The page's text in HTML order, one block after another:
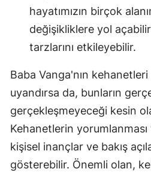
hayatımızın birçok
değişikliklere yol
tarzlarını etkileyebilir.
Baba Vanga'nın
uyandırsa da, bunların
gerçekleşmeyeceği kesin
Kehanetlerin
kişisel inançlar ve bakış
gösterebilir. Önemli olan,